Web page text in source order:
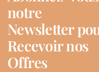
notre
Newsletter
Recevoir nos
Offres